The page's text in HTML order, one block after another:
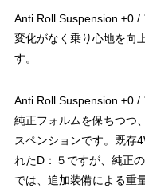
Anti Roll Suspension ±0 /
変化がなく乗り心地を向
す。
Anti Roll Suspension ±0 /
純正フォルムを保ちつつ
スペンションです。既存
れたD：５ですが、純正
では、追加装備による重